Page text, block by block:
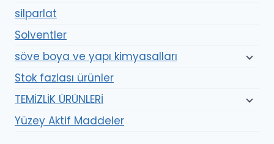
silparlat
Solventler
söve boya ve yapı kimyasalları
Stok fazlası ürünler
TEMİZLİK ÜRÜNLERİ
Yüzey Aktif Maddeler